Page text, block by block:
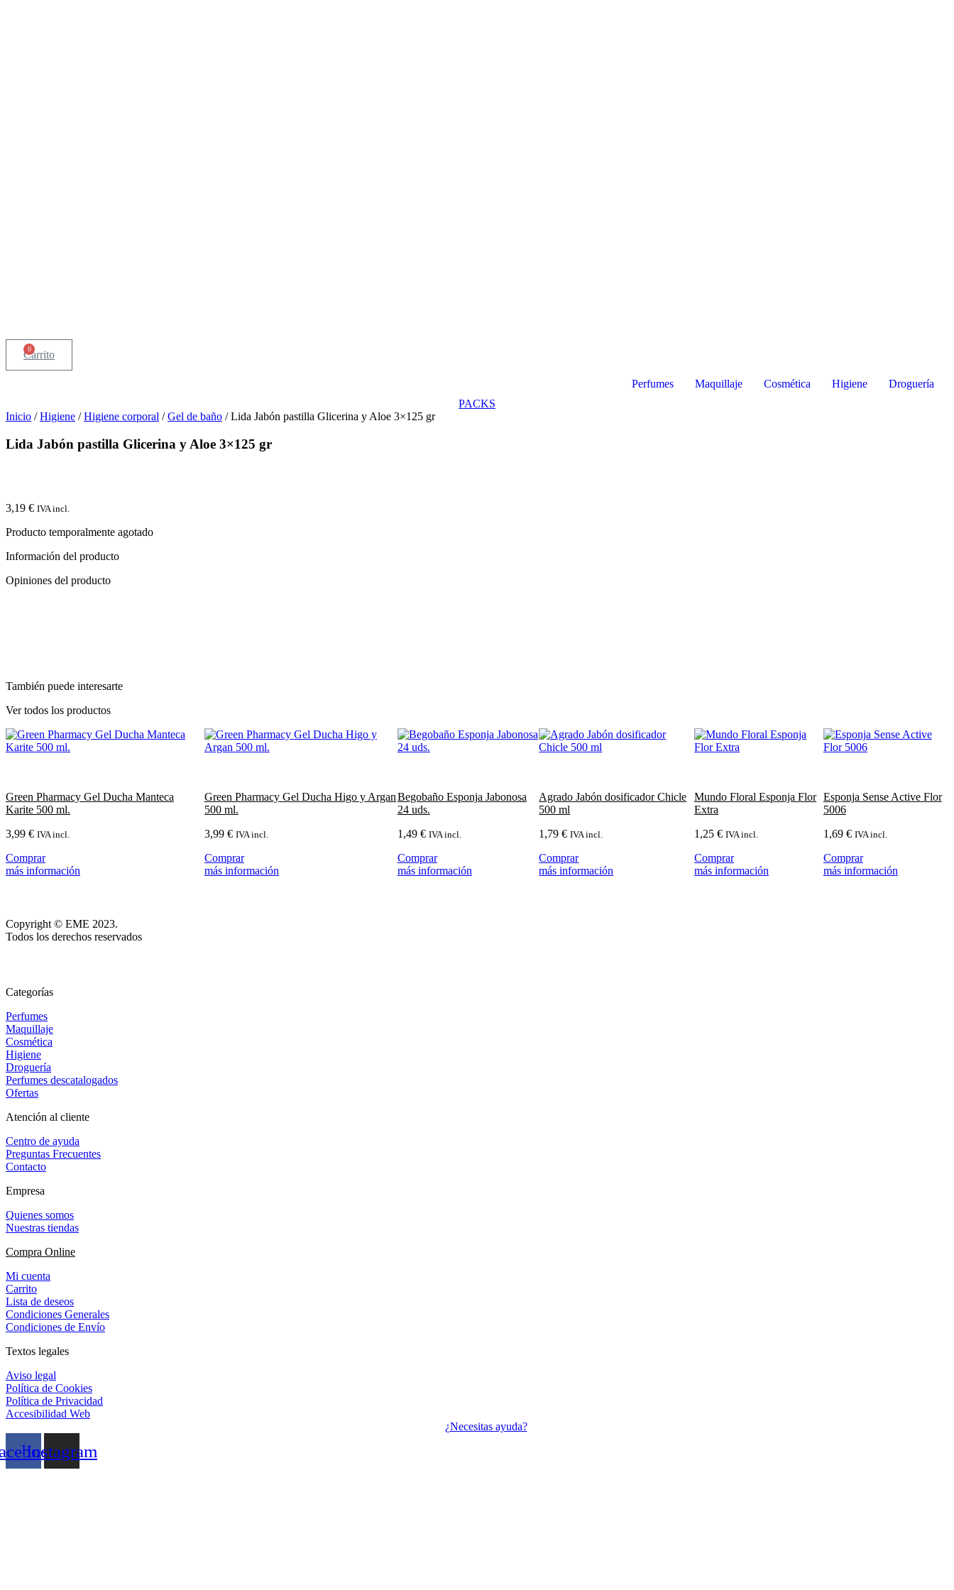
0
Carrito
Perfumes Maquillaje Cosmética Higiene
Droguería
PACKS
Inicio /Higiene /Higiene corporal /Gel de baño / Lida Jabón pastilla Glicerina y Aloe 3×125 gr
Lida Jabón pastilla Glicerina y Aloe 3×125 gr
3,19 € IVA incl.
Producto temporalmente agotado
Información del producto
Opiniones del producto
También puede interesarte
Ver todos los productos
Green Pharmacy Gel Ducha Manteca
Karite 500 ml.
3,99 € IVA incl.
Comprar
más información
Green Pharmacy Gel Ducha Higo y Argan
500 ml.
3,99 € IVA incl.
Comprar
más información
Begobaño Esponja Jabonosa
24 uds.
1,49 € IVA incl.
Comprar
más información
Agrado Jabón dosificador Chicle
500 ml
1,79€ IVA incl.
Comprar
más información
Mundo Floral Esponja Flor
Extra
1,25€ IVA incl.
Comprar
más información
Esponja Sense Active Flor
5006
1,69 € IVA incl.
Comprar
más información
Copyright © EME 2023.
Todos los derechos reservados
Categorías
Perfumes
Maquillaje
Cosmética
Higiene
Droguería
Perfumes descatalogados
Ofertas
Atención al cliente
Centro de ayuda
Preguntas Frecuentes
Contacto
Empresa
Quienes somos
Nuestras tiendas
Compra Online
Mi cuenta
Carrito
Lista de deseos
Condiciones Generales
Condiciones de Envío
Textos legales
Aviso legal
Política de Cookies
Política de Privacidad
Accesibilidad Web
¿Necesitas ayuda?
Instagram